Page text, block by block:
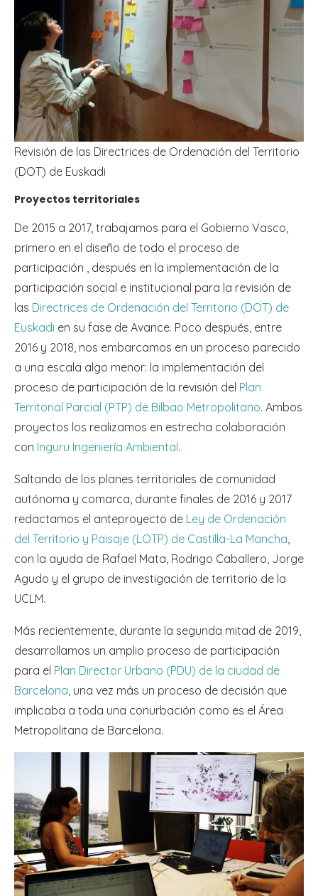
Revisión de las Directrices de Ordenación del Territorio
(DOT) de Euskadi
Proyectos territoriales
De 2015 a 2017, trabajamos para el Gobierno Vasco,
primero en el diseño de todo el proceso de
participación , después en la implementación de la
participación social e institucional para la revisión de
las Directrices de Ordenación del Territorio (DOT) de
Euskadi en su fase de Avance. Poco después, entre
2016 y 2018, nos embarcamos en un proceso parecido
a una escala algo menor: la implementación del
proceso de participación de la revisión del Plan
Territorial Parcial (PTP) de Bilbao Metropolitano. Ambos
proyectos los realizamos en estrecha colaboración
con Inguru Ingeniería Ambiental.
Saltando de los planes territoriales de comunidad
autónoma y comarca, durante finales de 2016 y 2017
redactamos el anteproyecto de Ley de Ordenación
del Territorio y Paisaje (LOTP) de Castilla-La Mancha,
con la ayuda de Rafael Mata, Rodrigo Caballero, Jorge
Agudo y el grupo de investigación de territorio de la
UCLM.
Más recientemente, durante la segunda mitad de 2019,
desarrollamos un amplio proceso de participación
para el Plan Director Urbano (PDU) de la ciudad de
Barcelona, una vez más un proceso de decisión que
implicaba a toda una conurbación como es el Área
Metropolitana de Barcelona.